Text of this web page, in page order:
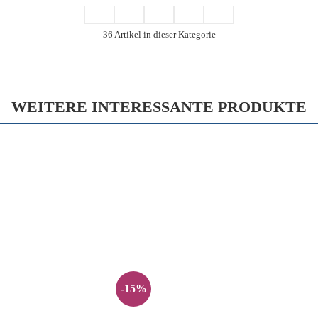
36 Artikel in dieser Kategorie
WEITERE INTERESSANTE PRODUKTE
-15%